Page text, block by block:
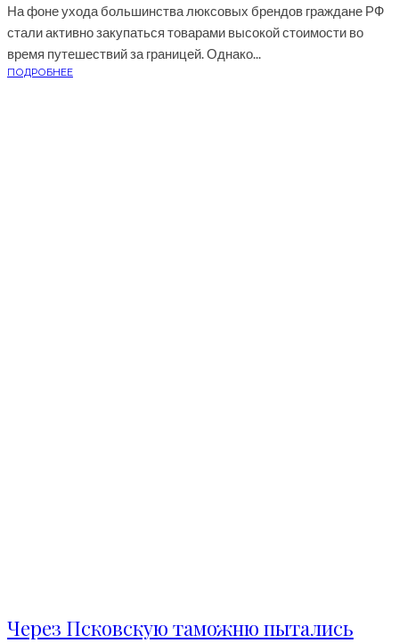
На фоне ухода большинства люксовых брендов граждане РФ
стали активно закупаться товарами высокой стоимости во
время путешествий за границей. Однако...
ПОДРОБНЕЕ
Через Псковскую таможню пытались